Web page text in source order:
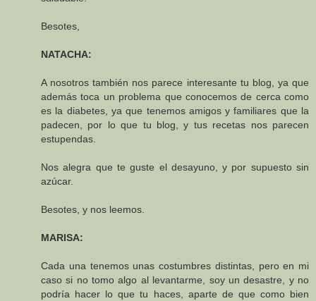
Besotes,
NATACHA:
A nosotros también nos parece interesante tu blog, ya que
además toca un problema que conocemos de cerca como
es la diabetes, ya que tenemos amigos y familiares que la
padecen, por lo que tu blog, y tus recetas nos parecen
estupendas.
Nos alegra que te guste el desayuno, y por supuesto sin
azúcar.
Besotes, y nos leemos.
MARISA:
Cada una tenemos unas costumbres distintas, pero en mi
caso si no tomo algo al levantarme, soy un desastre, y no
podría hacer lo que tu haces, aparte de que como bien